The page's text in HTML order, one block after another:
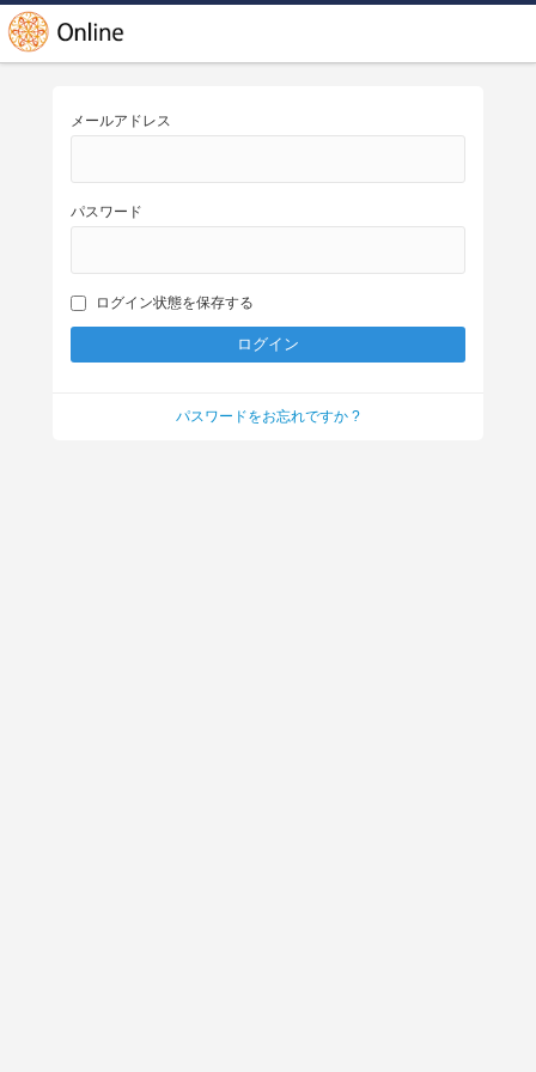
メールアドレス
パスワード
ログイン状態を保存する
パスワードをお忘れですか ?